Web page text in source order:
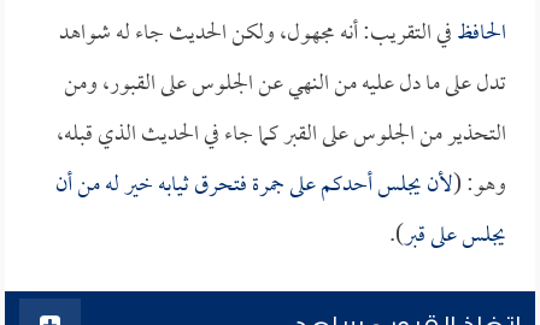
الحافظفي التقريب: أنه مجهول، ولكن الحديث جاء له شواهد
تدل على ما دل عليه من النهي عن الجلوس على القبور، ومن
التحذير من الجلوس على القبر كما جاء في الحديث الذي قبله،
وهو: (لأن يجلس أحدكم على جمرة فتحرق ثيابه خير له من أن
يجلس على قبر).